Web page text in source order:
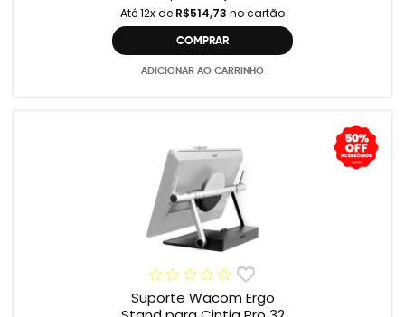
Até 12x de R$514,73 no cartão
COMPRAR
ADICIONAR AO CARRINHO
Suporte Wacom Ergo